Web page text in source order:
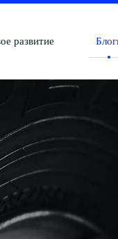
развитие